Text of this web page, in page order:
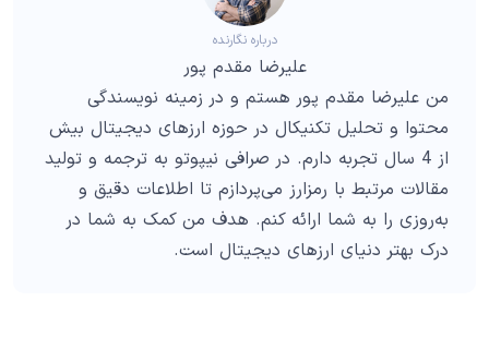
درباره نگارنده
علیرضا مقدم پور
من علیرضا مقدم پور هستم و در زمینه نویسندگی
محتوا و تحلیل تکنیکال در حوزه ارزهای دیجیتال بیش
از 4 سال تجربه دارم. در صرافی نیپوتو به ترجمه و تولید
مقالات مرتبط با رمزارز می‌پردازم تا اطلاعات دقیق و
به‌روزی را به شما ارائه کنم. هدف من کمک به شما در
درک بهتر دنیای ارزهای دیجیتال است.